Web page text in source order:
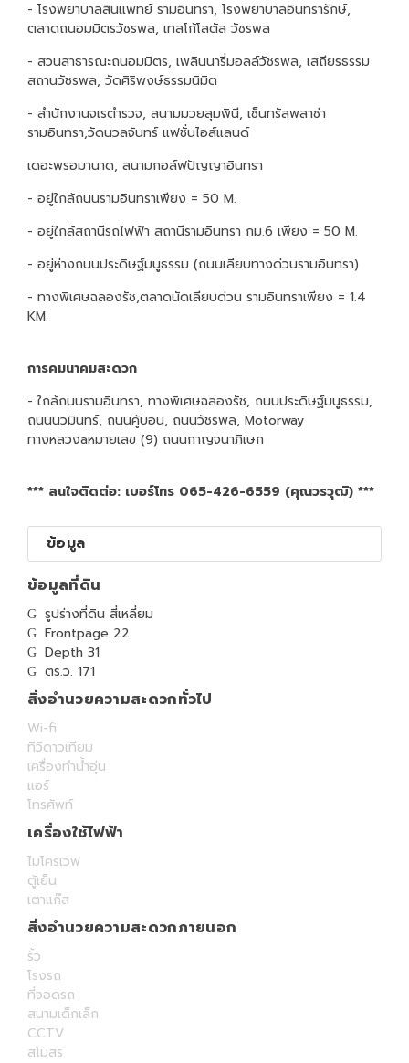
- โรงพยาบาลสินแพทย์ รามอินทรา, โรงพยาบาลอินทรารักษ์,
ตลาดถนอมมิตรวัชรพล, เทสโก้โลตัส วัชรพล
- สวนสาธารณะถนอมมิตร, เพลินนารี่มอลล์วัชรพล, เสถียรธรรม
สถานวัชรพล, วัดศิริพงษ์ธรรมนิมิต
- สำนักงานจเรตำรวจ, สนามมวยลุมพินี, เซ็นทรัลพลาซ่า
รามอินทรา,วัดนวลจันทร์ แฟชั่นไอส์แลนด์
เดอะพรอมานาด, สนามกอล์ฟปัญญาอินทรา
- อยู่ใกล้ถนนรามอินทราเพียง = 50 M.
- อยู่ใกล้สถานีรถไฟฟ้า สถานีรามอินทรา กม.6 เพียง = 50 M.
- อยู่ห่างถนนประดิษฐ์มนูธรรม (ถนนเลียบทางด่วนรามอินทรา)
- ทางพิเศษฉลองรัช,ตลาดนัดเลียบด่วน รามอินทราเพียง = 1.4
KM.
การคมนาคมสะดวก
- ใกล้ถนนรามอินทรา, ทางพิเศษฉลองรัช, ถนนประดิษฐ์มนูธรรม,
ถนนนวมินทร์, ถนนคู้บอน, ถนนวัชรพล, Motorway
ทางหลวงaหมายเลข (9) ถนนกาญจนาภิเษก
*** สนใจติดต่อ: เบอร์โทร 065-426-6559 (คุณวรวุฒิ) ***
ข้อมูล
ข้อมูลที่ดิน
รูปร่างที่ดิน สี่เหลี่ยม
Frontpage 22
Depth 31
ตร.ว. 171
สิ่งอำนวยความสะดวกทั่วไป
Wi-fi
ทีวีดาวเทียม
เครื่องทำน้ำอุ่น
แอร์
โทรศัพท์
เครื่องใช้ไฟฟ้า
ไมโครเวฟ
ตู้เย็น
เตาแก๊ส
สิ่งอำนวยความสะดวกภายนอก
รั้ว
โรงรถ
ที่จอดรถ
สนามเด็กเล็ก
CCTV
สโมสร